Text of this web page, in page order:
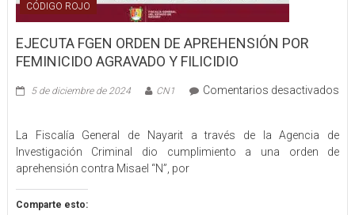
CÓDIGO ROJO
EJECUTA FGEN ORDEN DE APREHENSIÓN POR
FEMINICIDO AGRAVADO Y FILICIDIO
5 de diciembre de 2024 CN1
Comentarios desactivados
FGEN
ORDEN
DE
APREHENSIÓN
POR
La Fiscalía General de Nayarit a través de la Agencia de
Investigación Criminal dio cumplimiento a una orden de
aprehensión contra Misael “N”, por
Comparte esto: